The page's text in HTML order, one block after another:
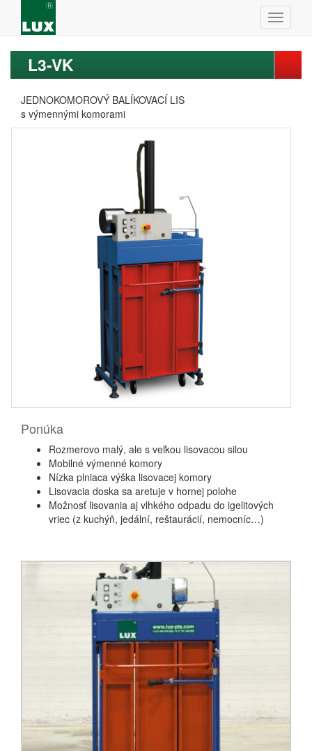
L3-VK
JEDNOKOMOROVÝ BALÍKOVACÍ LIS
s výmennými komorami
Ponúka
Rozmerovo malý, ale s veľkou lisovacou silou
Mobilné výmenné komory
Nízka plniaca výška lisovacej komory
Lisovacia doska sa aretuje v hornej polohe
Možnosť lisovania aj vlhkého odpadu do igelitových
vriec (z kuchýň, jedální, reštaurácií, nemocníc…)